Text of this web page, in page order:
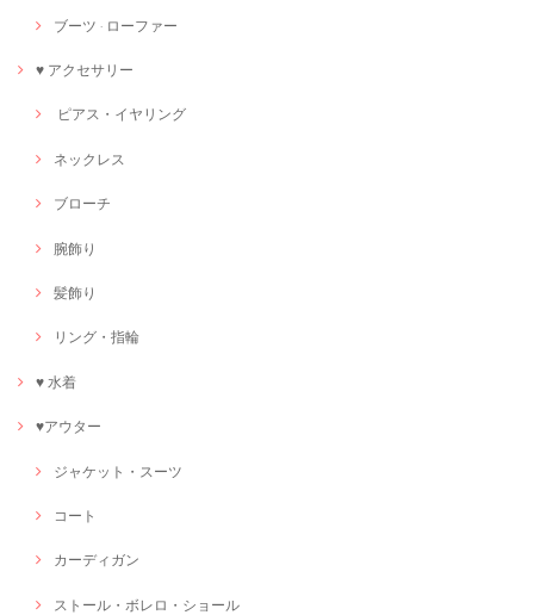
ブーツ · ローファー
♥ アクセサリー
ピアス・イヤリング
ネックレス
ブローチ
腕飾り
髪飾り
リング・指輪
♥ 水着
♥アウター
ジャケット・スーツ
コート
カーディガン
ストール・ボレロ・ショール